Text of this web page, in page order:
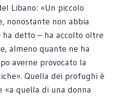
Libano: «Un piccolo
nonostante non abbia
ha detto – ha accolto oltre
almeno quante ne ha
averne provocato la
Quella dei profughi è
«a quella di una donna